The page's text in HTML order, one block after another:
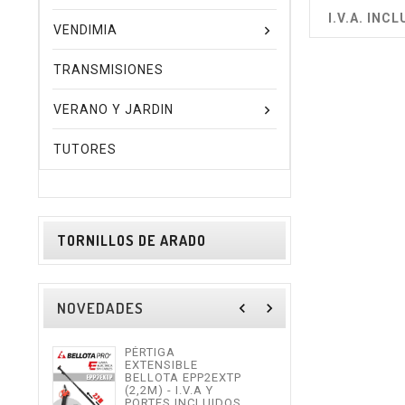
VENDIMIA
TRANSMISIONES
VERANO Y JARDIN
TUTORES
TORNILLOS DE ARADO
NOVEDADES navigate_before navigate_next
PÉRTIGA
EXTENSIBLE
BELLOTA EPP2EXTP
(2,2M) - I.V.A Y
I.V.A.